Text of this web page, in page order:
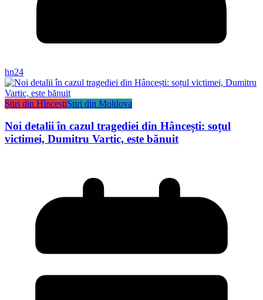
hn24
Știri din HînceștiȘtiri din Moldova
Noi detalii în cazul tragediei din Hâncești: soțul
victimei, Dumitru Vartic, este bănuit